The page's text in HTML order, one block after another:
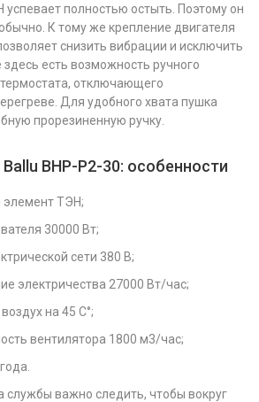
успевает полностью остыть. Поэтому он
К тому же крепление двигателя
снизить вибрации и исключить
есть возможность ручного
отключающего
Для удобного хвата пушка
прорезиненную ручку.
BНР-P2-30: особенности
элемент ТЭН;
30000 Вт;
сети 380 B;
электричества 27000 Вт/час;
на 45 С°;
вентилятора 1800 м3/час;
службы важно следить, чтобы вокруг